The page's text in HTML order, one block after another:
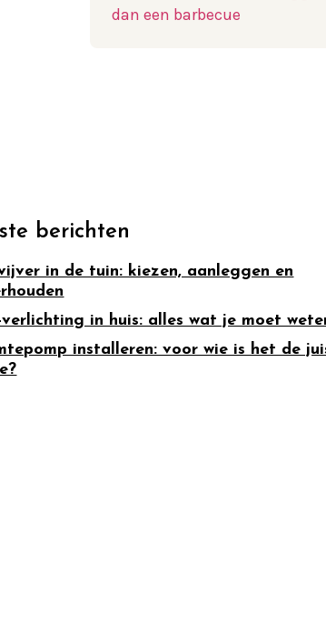
dan een barbecue
berichten
in de tuin: kiezen, aanleggen en
verlichting in huis: alles wat je moet
installeren: voor wie is het de